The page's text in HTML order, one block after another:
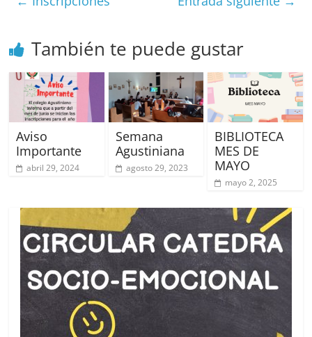
También te puede gustar
Aviso
Importante
abril 29, 2024
Semana
Agustiniana
agosto 29, 2023
BIBLIOTECA
MES DE
MAYO
mayo 2, 2025